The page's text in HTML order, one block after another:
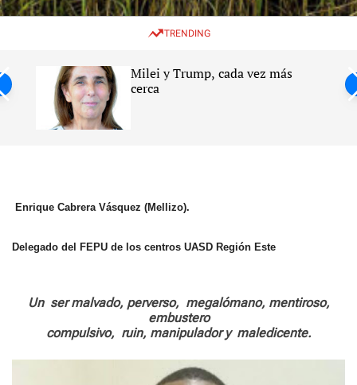
w
c
e
e
TRENDING
Milei y Trump, cada vez más
cerca
Enrique Cabrera Vásquez (Mellizo).
Delegado del FEPU de los centros UASD Región Este
Un ser malvado, perverso, megalómano, mentiroso,
embustero
compulsivo, ruin, manipulador y maledicente.